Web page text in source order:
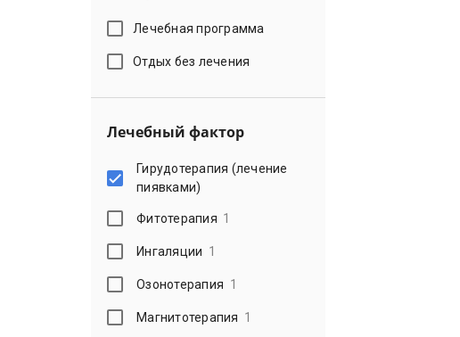
Лечебная программа
Отдых без лечения
Лечебный фактор
Гирудотерапия (лечение
пиявками)
Фитотерапия 1
Ингаляции 1
Озонотерапия 1
Магнитотерапия 1